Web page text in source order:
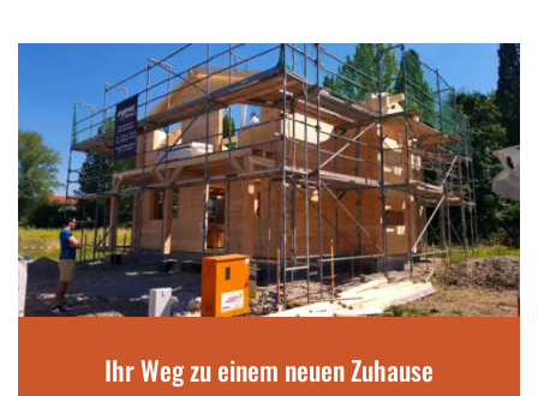
Ihr Weg zu einem neuen Zuhause